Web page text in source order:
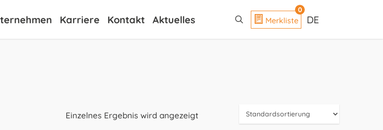
Karriere Kontakt Aktuelles
0
Merkliste DE
Einzelnes Ergebnis wird angezeigt